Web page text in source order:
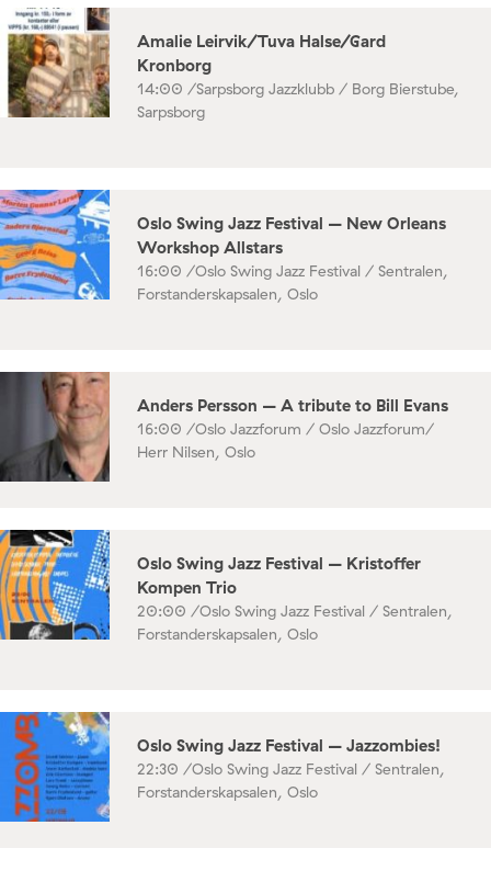
Amalie Leirvik/Tuva Halse/Gard
Kronborg
14:00 /Sarpsborg Jazzklubb / Borg Bierstube,
Sarpsborg
Oslo Swing Jazz Festival – New Orleans
Workshop Allstars
16:00 /Oslo Swing Jazz Festival / Sentralen,
Forstanderskapsalen, Oslo
Anders Persson – A tribute to Bill Evans
16:00 /Oslo Jazzforum / Oslo Jazzforum/
Herr Nilsen, Oslo
Oslo Swing Jazz Festival – Kristoffer
Kompen Trio
20:00 /Oslo Swing Jazz Festival / Sentralen,
Forstanderskapsalen, Oslo
Oslo Swing Jazz Festival – Jazzombies!
22:30 /Oslo Swing Jazz Festival / Sentralen,
Forstanderskapsalen, Oslo